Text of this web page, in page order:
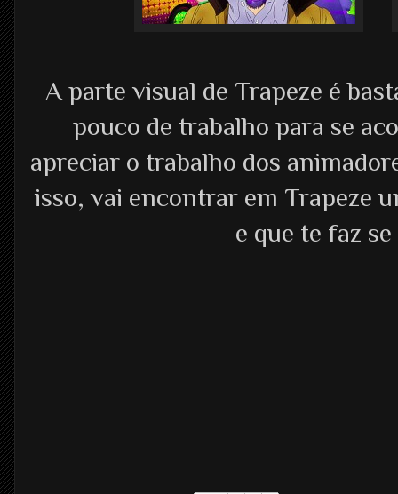
A parte visual de Trapeze é
pouco de trabalho para se
apreciar o trabalho dos
isso, vai encontrar em Trapeze
e que te faz